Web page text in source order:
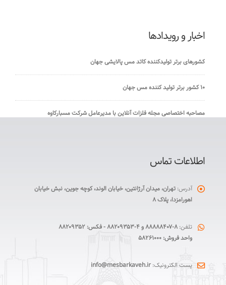
اخبار و رویدادها
کشورهای برتر تولیدکننده کاتد مس پالایشی جهان
۱۰ کشور برتر تولید کننده مس جهان
مصاحبه اختصاصی مجله فلزات آنلاین با مدیرعامل شرکت مسبارکاوه
اطلاعات تماس
آدرس: تهران، میدان آرژانتین، خیابان الوند، کوچه جوین، نبش خیابان
اهورامزدا، پلاک ۸
تلفن: ۸-۸۸۸۸۸۴۰۷ و ۴-۸۸۲۰۹۳۵۳ - فکس: ۸۸۲۰۹۳۵۲
واحد فروش: ۵۸۲۶۱۰۰۰
پست الکترونیک: info@mesbarkaveh.ir